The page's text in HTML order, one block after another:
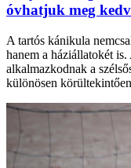
óvhatjuk meg
A tartós kánikula
hanem a háziállatokét
alkalmazkodnak a
különösen